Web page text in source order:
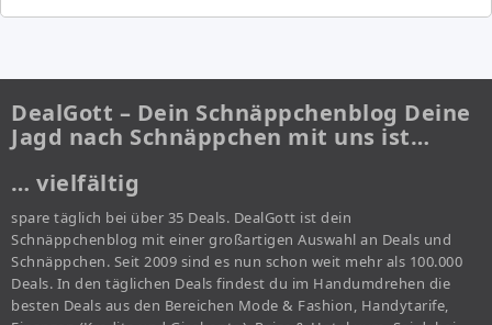
DealGott – Dein Schnäppchenblog Deine
Jagd nach Schnäppchen mit uns ist…
… vielfältig
spare täglich bei über 35 Deals. DealGott ist dein
Schnäppchenblog mit einer großartigen Auswahl an Deals und
Schnäppchen. Seit 2009 sind es nun schon weit mehr als 100.000
Deals. In den täglichen Deals findest du im Handumdrehen die
besten Deals aus den Bereichen Mode & Fashion, Handytarife,